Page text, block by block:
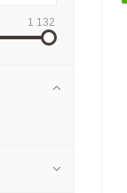
1 132